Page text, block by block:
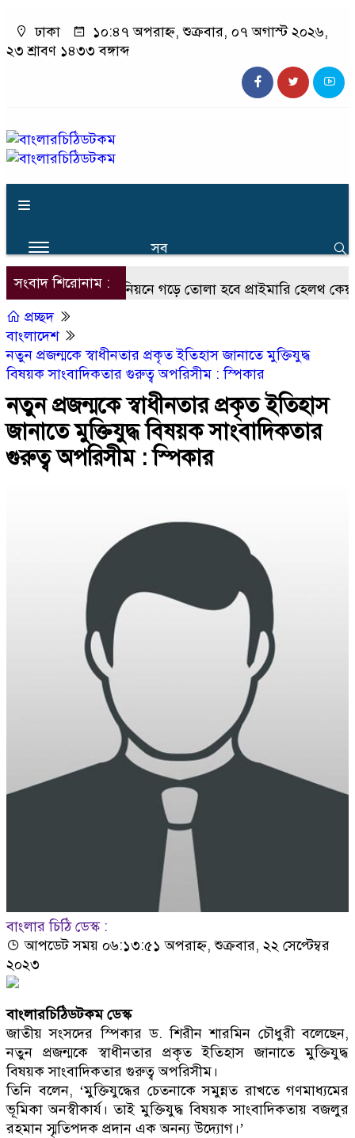
ঢাকা
১০:৪৭ অপরাহ্ন, শুক্রবার, ০৭ অগাস্ট ২০২৬,
২৩ শ্রাবণ ১৪৩৩ বঙ্গাব্দ
সব
সংবাদ শিরোনাম :
প্রতি ইউনিয়নে গড়ে তোলা হবে প্রাইমারি হেলথ কেয়ার
প্রচ্ছদ
বাংলাদেশ
নতুন প্রজন্মকে স্বাধীনতার প্রকৃত ইতিহাস জানাতে মুক্তিযুদ্ধ
বিষয়ক সাংবাদিকতার গুরুত্ব অপরিসীম : স্পিকার
নতুন প্রজন্মকে স্বাধীনতার প্রকৃত ইতিহাস
জানাতে মুক্তিযুদ্ধ বিষয়ক সাংবাদিকতার
গুরুত্ব অপরিসীম : স্পিকার
বাংলার চিঠি ডেস্ক :
আপডেট সময় ০৬:১৩:৫১ অপরাহ্ন, শুক্রবার, ২২ সেপ্টেম্বর
২০২৩
বাংলারচিঠিডটকম ডেস্ক
জাতীয় সংসদের স্পিকার ড. শিরীন শারমিন চৌধুরী বলেছেন,
নতুন প্রজন্মকে স্বাধীনতার প্রকৃত ইতিহাস জানাতে মুক্তিযুদ্ধ
বিষয়ক সাংবাদিকতার গুরুত্ব অপরিসীম।
তিনি বলেন, ‘মুক্তিযুদ্ধের চেতনাকে সমুন্নত রাখতে গণমাধ্যমের
ভূমিকা অনস্বীকার্য। তাই মুক্তিযুদ্ধ বিষয়ক সাংবাদিকতায় বজলুর
রহমান স্মৃতিপদক প্রদান এক অনন্য উদ্যোগ।’